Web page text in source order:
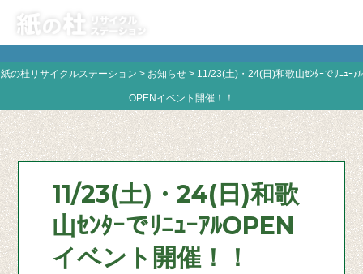
紙の杜リサイクルステーション > お知らせ> 11/23(土)・24(日)和歌山ｾﾝﾀｰでﾘﾆｭｰｱﾙ
OPENイベント開催！！
11/23(土)・24(日)和歌
山ｾﾝﾀｰでﾘﾆｭｰｱﾙOPEN
イベント開催！！